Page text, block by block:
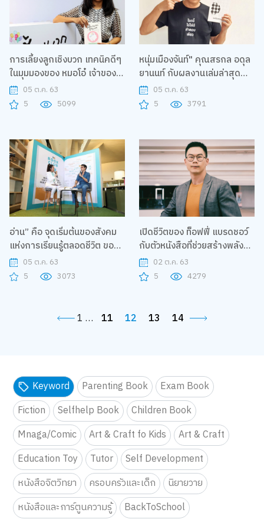
การเลี้ยงลูกเชิงบวก เทคนิคดีๆ
ในมุมมองของ หมอโอ๋ เจ้าของ
เพจดัง “เลี้ยงลูกนอกบ้าน”
05 ต.ค. 63
5
5099
หนุ่มเมืองจันท์" คุณสรกล อดุล
ยานนท์ กับผลงานเล่มล่าสุด
โลกนี้ไม่ได้มีคำตอบเดียว
05 ต.ค. 63
5
3791
อ่าน” คือ จุดเริ่มต้นของสังคม
แห่งการเรียนรู้ตลอดชีวิต ขอ
งก๊อต-จิรายุ
05 ต.ค. 63
5
3073
เปิดชีวิตของ ท็อฟฟี่ แบรดชอว์
กับตัวหนังสือที่ช่วยสร้างพลัง
ของคนทำงาน
02 ต.ค. 63
5
4279
1 … 11 12 13 14
Keyword Parenting Book
Exam Book
Fiction
Selfhelp Book
Children Book
Mnaga/Comic
Art & Craft fo Kids
Art & Craft
Education Toy
Tutor
Self Development
หนังสือจิตวิทยา
ครอบครัวและเด็ก
นิยายวาย
หนังสือและการ์ตูนความรู้
BackToSchool